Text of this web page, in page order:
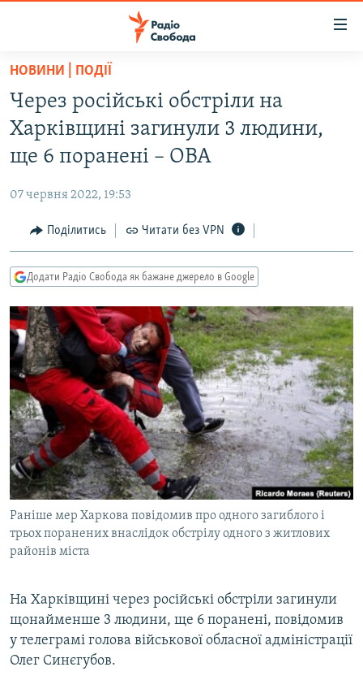
Перейти
основного
матеріалу
Перейти
до
основної
навігації
Перейти
до
пошуку
РАДІО СВОБОДА – 70 РОКІВ
ВСЕ ЗА ДОБУ
СТАТТІ
ЕКОНОМІКА
СУСПІЛЬСТВО
УКРАЇНА
СВІТ
РОСІЙСЬКА «ФІЛЬТРАЦІЯ»
ДОНБАС.РЕАЛІЇ
ТИ ЯК?
СХЕМИ
КИТАЙ.ВИКЛИКИ
МУЛЬТИМЕДІА
ФОТО
СПЕЦПРОЄКТИ
ПОДКАСТИ
КРИМ РЕАЛІЇ
РУС
КТАТ
НОВИНИ | ПОДІЇ
Через російські обстріли на
Харківщині загинули 3 людини,
ще 6 поранені – ОВА
07 червня 2022, 19:53
Поділитись Читати без VPN
Додати Радіо Свобода як бажане джерело в Google
Раніше мер Харкова повідомив про одного загиблого і
трьох поранених внаслідок обстрілу одного з житлових
районів міста
На Харківщині через російські обстріли загинули
щонайменше 3 людини, ще 6 поранені, повідомив
у телеграмі голова військової обласної адміністрації
Олег Синєгубов.